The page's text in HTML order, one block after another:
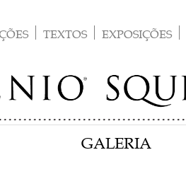
TEXTOS EXPOSIÇÕES
GALERIA